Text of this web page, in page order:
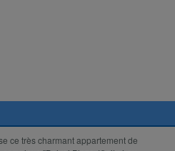
ce très charmant appartement de